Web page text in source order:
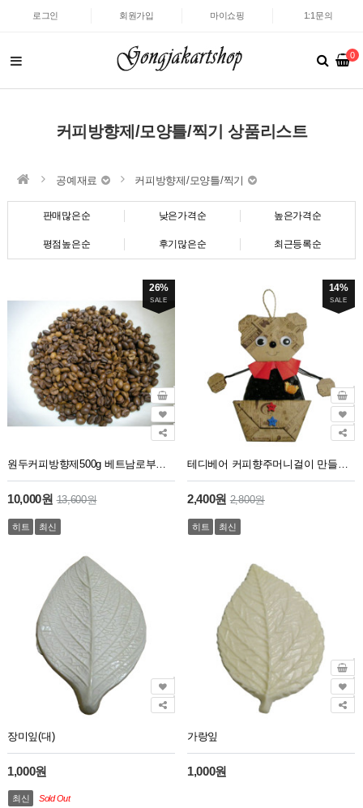
로그인 회원가입 마이쇼핑 1:1문의
0
커피방향제/모양틀/찍기 상품리스트
공예재료 커피방향제/모양틀/찍기
판매많은순 낮은가격순 높은가격순
평점높은순 후기많은순 최근등록순
26%
SALE
10,000원13,600원
히트 최신
14%
SALE
2,400원2,800원
히트 최신
장미잎(대)
1,000원
최신 Sold Out
가랑잎
1,000원